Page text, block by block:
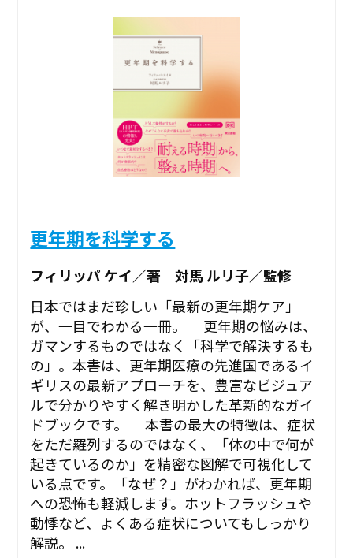
更年期を科学する
フィリッパ ケイ／著 対馬 ルリ子／監修
日本ではまだ珍しい「最新の更年期ケア」
が、一目でわかる一冊。 更年期の悩みは、
ガマンするものではなく「科学で解決するも
の」。本書は、更年期医療の先進国であるイ
ギリスの最新アプローチを、豊富なビジュア
ルで分かりやすく解き明かした革新的なガイ
ドブックです。 本書の最大の特徴は、症状
をただ羅列するのではなく、「体の中で何が
起きているのか」を精密な図解で可視化して
いる点です。「なぜ？」がわかれば、更年期
への恐怖も軽減します。ホットフラッシュや
動悸など、よくある症状についてもしっかり
解説。 ...